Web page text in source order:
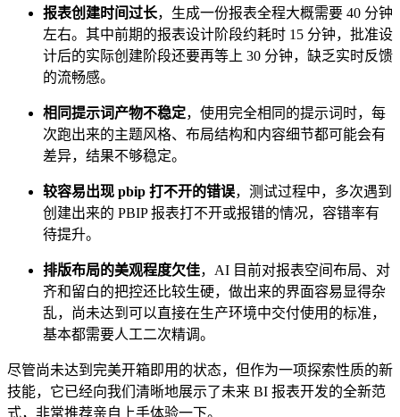
报表创建时间过长，生成一份报表全程大概需要 40 分钟
左右。其中前期的报表设计阶段约耗时 15 分钟，批准设
计后的实际创建阶段还要再等上 30 分钟，缺乏实时反馈
的流畅感。
相同提示词产物不稳定，使用完全相同的提示词时，每
次跑出来的主题风格、布局结构和内容细节都可能会有
差异，结果不够稳定。
较容易出现 pbip 打不开的错误，测试过程中，多次遇到
创建出来的 PBIP 报表打不开或报错的情况，容错率有
待提升。
排版布局的美观程度欠佳，AI 目前对报表空间布局、对
齐和留白的把控还比较生硬，做出来的界面容易显得杂
乱，尚未达到可以直接在生产环境中交付使用的标准，
基本都需要人工二次精调。
尽管尚未达到完美开箱即用的状态，但作为一项探索性质的新
技能，它已经向我们清晰地展示了未来 BI 报表开发的全新范
式，非常推荐亲自上手体验一下。